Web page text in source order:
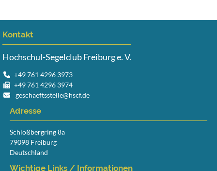
Kontakt
Hochschul-Segelclub Freiburg e. V.
+49 761 4296 3973
+49 761 4296 3974
geschaeftsstelle@hscf.de
Adresse
Schloßbergring 8a
79098 Freiburg
Deutschland
Wichtige Links / Informationen